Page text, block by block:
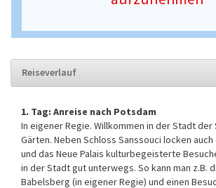
Reiseverlauf
1. Tag: Anreise nach Potsdam
In eigener Regie. Willkommen in der Stadt der
Gärten. Neben Schloss Sanssouci locken
und das Neue Palais kulturbegeisterte
in der Stadt gut unterwegs. So kann man z.B.
Babelsberg (in eigener Regie) und einen